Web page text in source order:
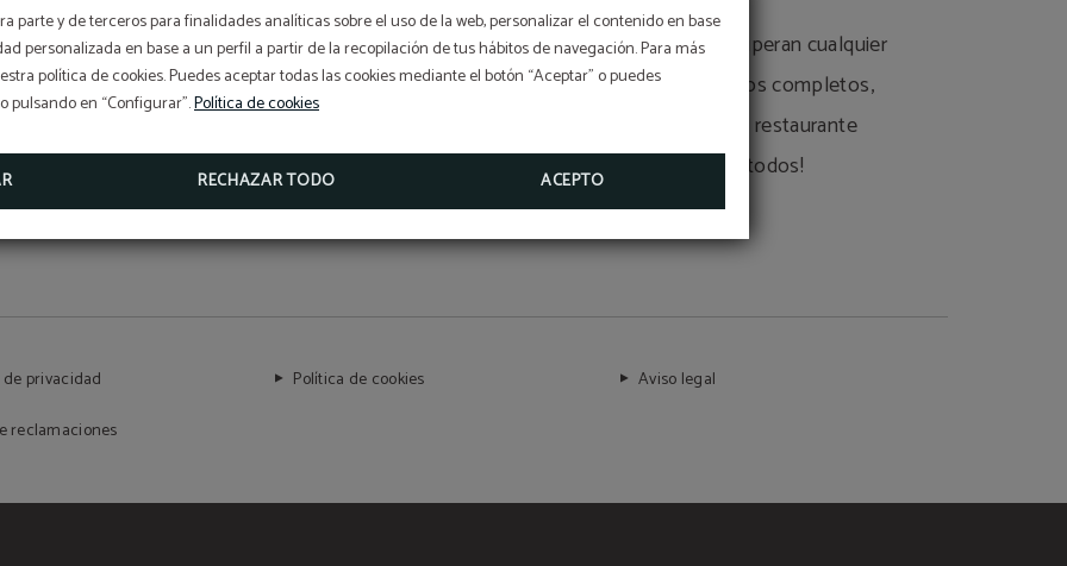
parte y de terceros para finalidades analíticas sobre el uso de la web, personalizar el contenido en base
personalizada en base a un perfil a partir de la recopilación de tus hábitos de navegación. Para más
política de cookies. Puedes aceptar todas las cookies mediante el botón “Aceptar” o puedes
en “Configurar”.Política de cookies
RECHAZAR TODO ACEPTO
Somos ejemplo de cómo el lujo y la
sostenibilidad pueden coexistir.
Nuestros servicios superan cualquier
expectativa: desayunos completos,
amplias habitaciones, restaurante
único... ¡Descúbrelos todos!
privacidad Política de cookies
Aviso legal
reclamaciones